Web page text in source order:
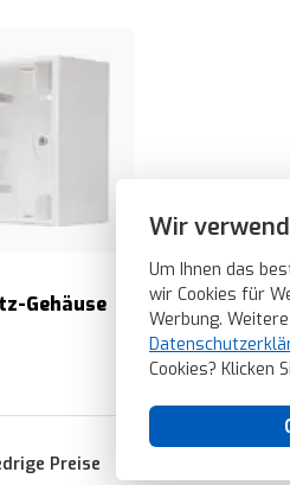
Wir
Um Ihnen das
wir Cookies für
Werbung.
Cookies? Klicken
Gehäuse
Preise